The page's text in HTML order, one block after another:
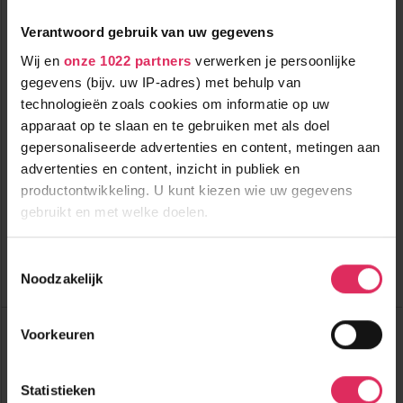
Verantwoord gebruik van uw gegevens
Wij en onze 1022 partners verwerken je persoonlijke
gegevens (bijv. uw IP-adres) met behulp van
technologieën zoals cookies om informatie op uw
apparaat op te slaan en te gebruiken met als doel
gepersonaliseerde advertenties en content, metingen aan
advertenties en content, inzicht in publiek en
productontwikkeling. U kunt kiezen wie uw gegevens
gebruikt en met welke doelen.
Informatie verzamelen over uw geografische
Uw apparaat identificeren door het actief te
scannen op specifieke eigenschappen (fingerprinting)
verwerkt en stel uw voorkeuren in het
detailgedeelte
in.
Noodzakelijk
Voorkeuren
Statistieken
Kindvriendelijk hotel dichtbij de skiliften in Laax!
vanaf
713 p.p.
incl. skipas
2000m tot centrum
150m tot skilift
150m tot piste
Flims
Top Accommodaties: